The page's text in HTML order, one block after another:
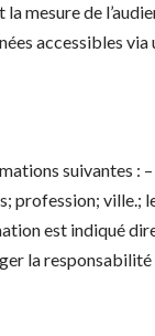
mesure de
accessibles
suivantes :
profession; ville.;
est indiqué
la responsabilité